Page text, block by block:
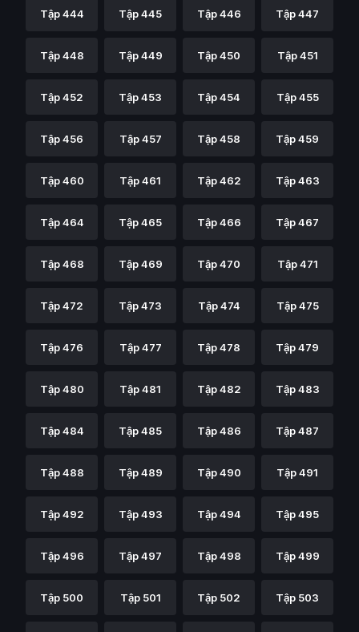
Tập 444 Tập 445 Tập 446 Tập 447
Tập 448 Tập 449 Tập 450 Tập 451
Tập 452 Tập 453 Tập 454 Tập 455
Tập 456 Tập 457 Tập 458 Tập 459
Tập 460 Tập 461 Tập 462 Tập 463
Tập 464 Tập 465 Tập 466 Tập 467
Tập 468 Tập 469 Tập 470 Tập 471
Tập 472 Tập 473 Tập 474 Tập 475
Tập 476 Tập 477 Tập 478 Tập 479
Tập 480 Tập 481 Tập 482 Tập 483
Tập 484 Tập 485 Tập 486 Tập 487
Tập 488 Tập 489 Tập 490 Tập 491
Tập 492 Tập 493 Tập 494 Tập 495
Tập 496 Tập 497 Tập 498 Tập 499
Tập 500 Tập 501 Tập 502 Tập 503